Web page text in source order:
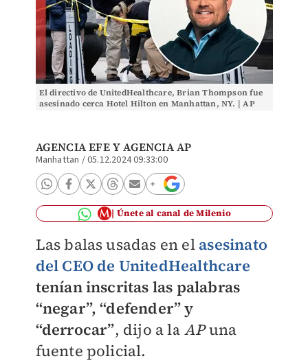
El directivo de UnitedHealthcare, Brian Thompson fue
asesinado cerca Hotel Hilton en Manhattan, NY. | AP
AGENCIA EFEYAGENCIA AP
Manhattan /05.12.2024 09:33:00
Únete al canal de Milenio
Las balas usadas en el asesinato
del CEO de UnitedHealthcare
tenían inscritas las palabras
“negar”, “defender” y
“derrocar”, dijo a la APuna
fuente policial.